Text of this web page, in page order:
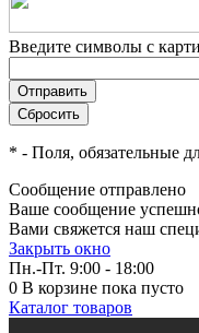
Введите символы с
* - Поля, обязательные
Сообщение отправлено
Ваше сообщение
Вами свяжется наш
Закрыть окно
Пн.-Пт. 9:00 - 18:00
0 В корзине пока пусто
Каталог товаров